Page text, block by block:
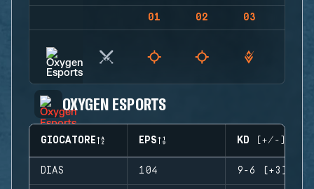
01 02 03
OXYGEN ESPORTS
GIOCATORE EPS KD (+/-)
DIAS 104 9-6 (+3)